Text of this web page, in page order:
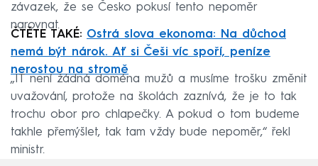
závazek, že se Česko pokusí tento nepoměr
narovnat.
ČTĚTE TAKÉ: Ostrá slova ekonoma: Na důchod
nemá být nárok. Ať si Češi víc spoří, peníze
nerostou na stromě
„IT není žádná doména mužů a musíme trošku změnit
uvažování, protože na školách zaznívá, že je to tak
trochu obor pro chlapečky. A pokud o tom budeme
takhle přemýšlet, tak tam vždy bude nepoměr,“ řekl
ministr.